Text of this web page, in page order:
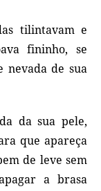
tilintavam e
fininho, se
nevada de sua
da sua pele,
que apareça
de leve sem
a brasa